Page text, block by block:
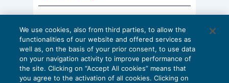
EU AI Act e studi professionali: le
scadenze concrete
27 Luglio 2026
di Diego BarberieStefano Dovier
We use cookies, also from third parties, to allow the
functionalities of our website and offered services as
well as, on the basis of your prior consent, to use data
on your navigation activity to improve performance of
the site. Clicking on “Accept All cookies” means that
you agree to the activation of all cookies. Clicking on